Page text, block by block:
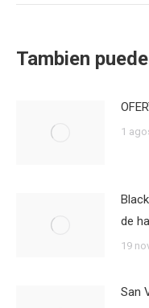
Tambien
1
de
19
San